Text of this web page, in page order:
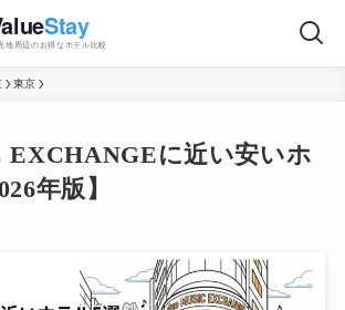
東京
EXCHANGEに近い安いホ
年版】